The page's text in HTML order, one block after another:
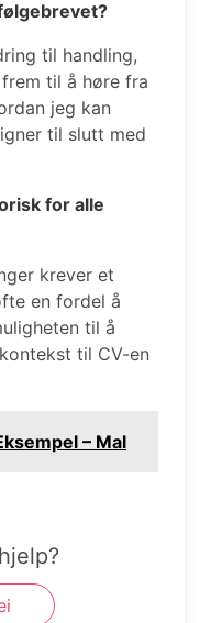
til handling,
til å høre fra
jeg kan
til slutt med
for alle
krever et
en fordel å
til å
til CV-en
– Mal